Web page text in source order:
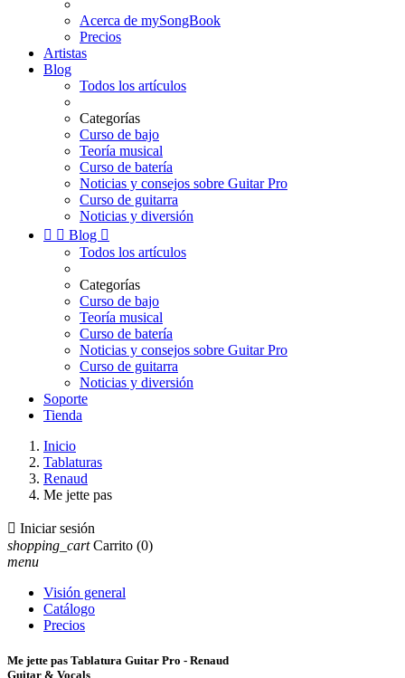
Acerca de mySongBook
Precios
Artistas
Blog
Todos los artículos
Categorías
Curso de bajo
Teoría musical
Curso de batería
Noticias y consejos sobre Guitar Pro
Curso de guitarra
Noticias y diversión
  Blog 
Todos los artículos
Categorías
Curso de bajo
Teoría musical
Curso de batería
Noticias y consejos sobre Guitar Pro
Curso de guitarra
Noticias y diversión
Soporte
Tienda
Inicio
Tablaturas
Renaud
Me jette pas
 Iniciar sesión
shopping_cart Carrito (0)
menu
Visión general
Catálogo
Precios
Me jette pas Tablatura Guitar Pro - Renaud
Guitar & Vocals